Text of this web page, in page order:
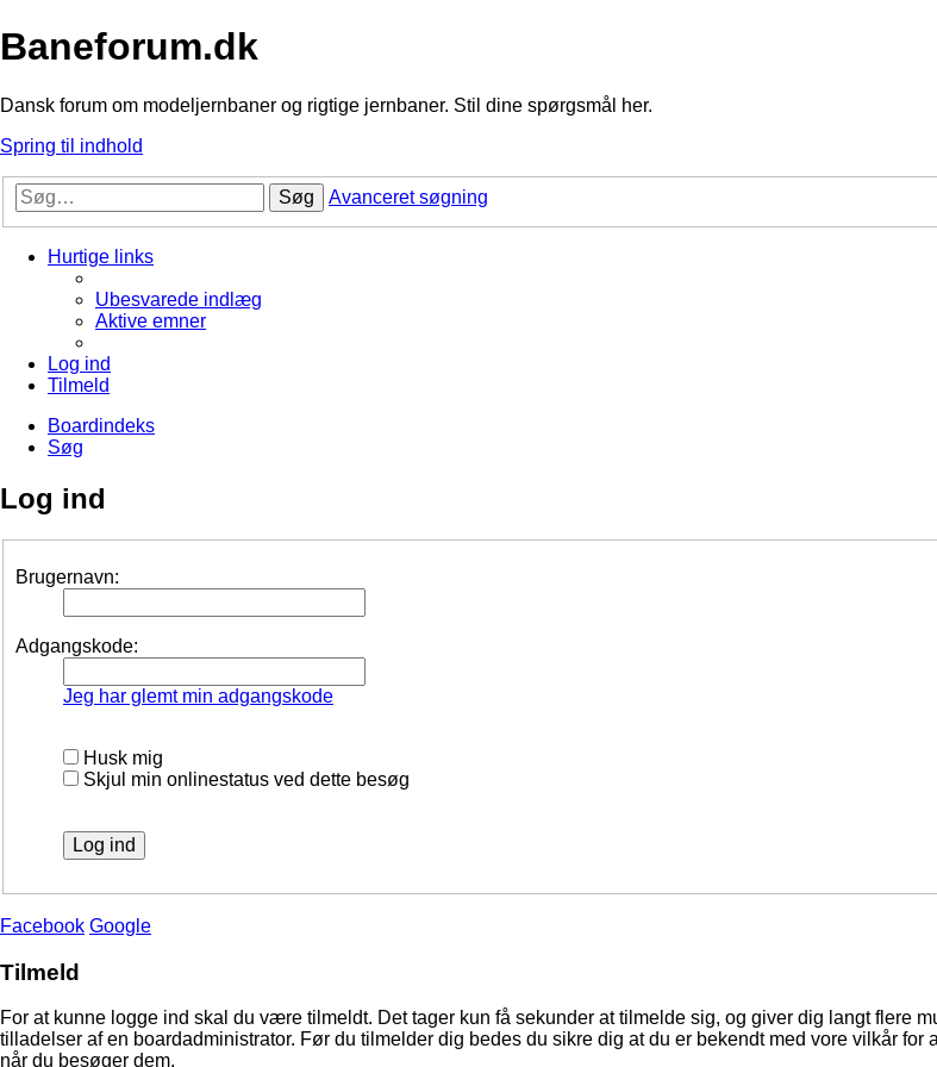
Baneforum.dk
Dansk forum om modeljernbaner og rigtige jernbaner. Stil dine spørgsmål her.
Spring til indhold
Søg Avanceret søgning
Hurtige links
Ubesvarede indlæg
Aktive emner
Log ind
Tilmeld
Boardindeks
Søg
Log ind
Brugernavn:
Adgangskode:
Jeg har glemt min adgangskode
Husk mig
Skjul min onlinestatus ved dette besøg
Facebook Google
Tilmeld
For at kunne logge ind skal du være tilmeldt. Det tager kun få sekunder at tilmelde sig, og giver dig langt flere
tilladelser af en boardadministrator. Før du tilmelder dig bedes du sikre dig at du er bekendt med vore vilkår
når du besøger dem.